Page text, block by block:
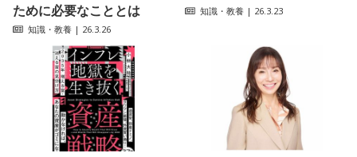
ために必要なこととは
知識・教養 | 26.3.26
知識・教養 | 26.3.23